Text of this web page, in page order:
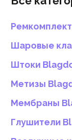
Шаровые
Штоки
Метизы
Мембраны
Глушители